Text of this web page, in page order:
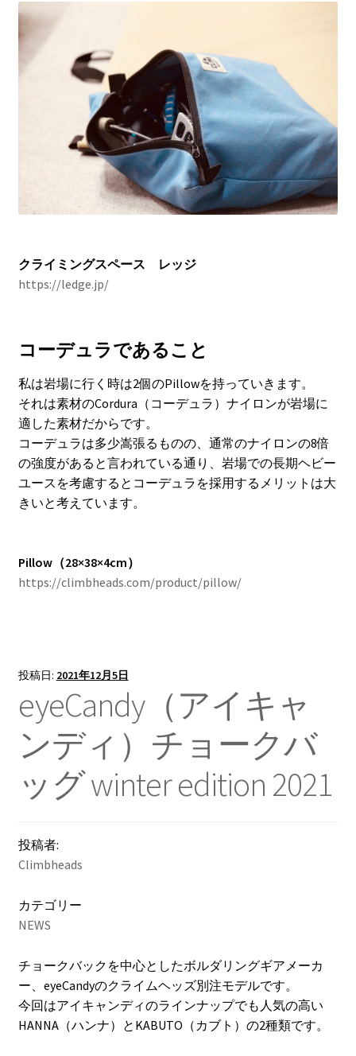
クライミングスペース レッジ
https://ledge.jp/
コーデュラであること
私は岩場に行く時は2個のPillowを持っていきます。
それは素材のCordura（コーデュラ）ナイロンが岩場に
適した素材だからです。
コーデュラは多少嵩張るものの、通常のナイロンの8倍
の強度があると言われている通り、岩場での長期ヘビー
ユースを考慮するとコーデュラを採用するメリットは大
きいと考えています。
Pillow（28×38×4cm）
https://climbheads.com/product/pillow/
投稿日: 2021年12月5日
eyeCandy（アイキャ
ンディ）チョークバ
ッグ winter edition 2021
投稿者:
Climbheads
カテゴリー
NEWS
チョークバックを中心としたボルダリングギアメーカ
ー、eyeCandyのクライムヘッズ別注モデルです。
今回はアイキャンディのラインナップでも人気の高い
HANNA（ハンナ）とKABUTO（カブト）の2種類です。